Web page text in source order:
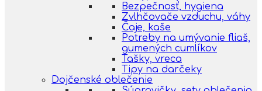
Bezpečnosť, hygiena
Zvlhčovače vzduchu, váhy
Čaje, kaše
Potreby na umývanie fliaš,
gumených cumlíkov
Tašky, vreca
Tipy na darčeky
Dojčenské oblečenie